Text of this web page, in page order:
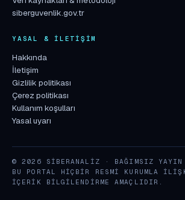
siberguvenlik.gov.tr
YASAL & İLETIŞIM
Hakkında
İletişim
Gizlilik politikası
Çerez politikası
Kullanım koşulları
Yasal uyarı
© 2026 SIBERANALIZ · BAĞIMSIZ YAYIN
BU PORTAL HIÇBIR RESMI KURUMLA
İÇERIK BILGILENDIRME AMAÇLIDIR.